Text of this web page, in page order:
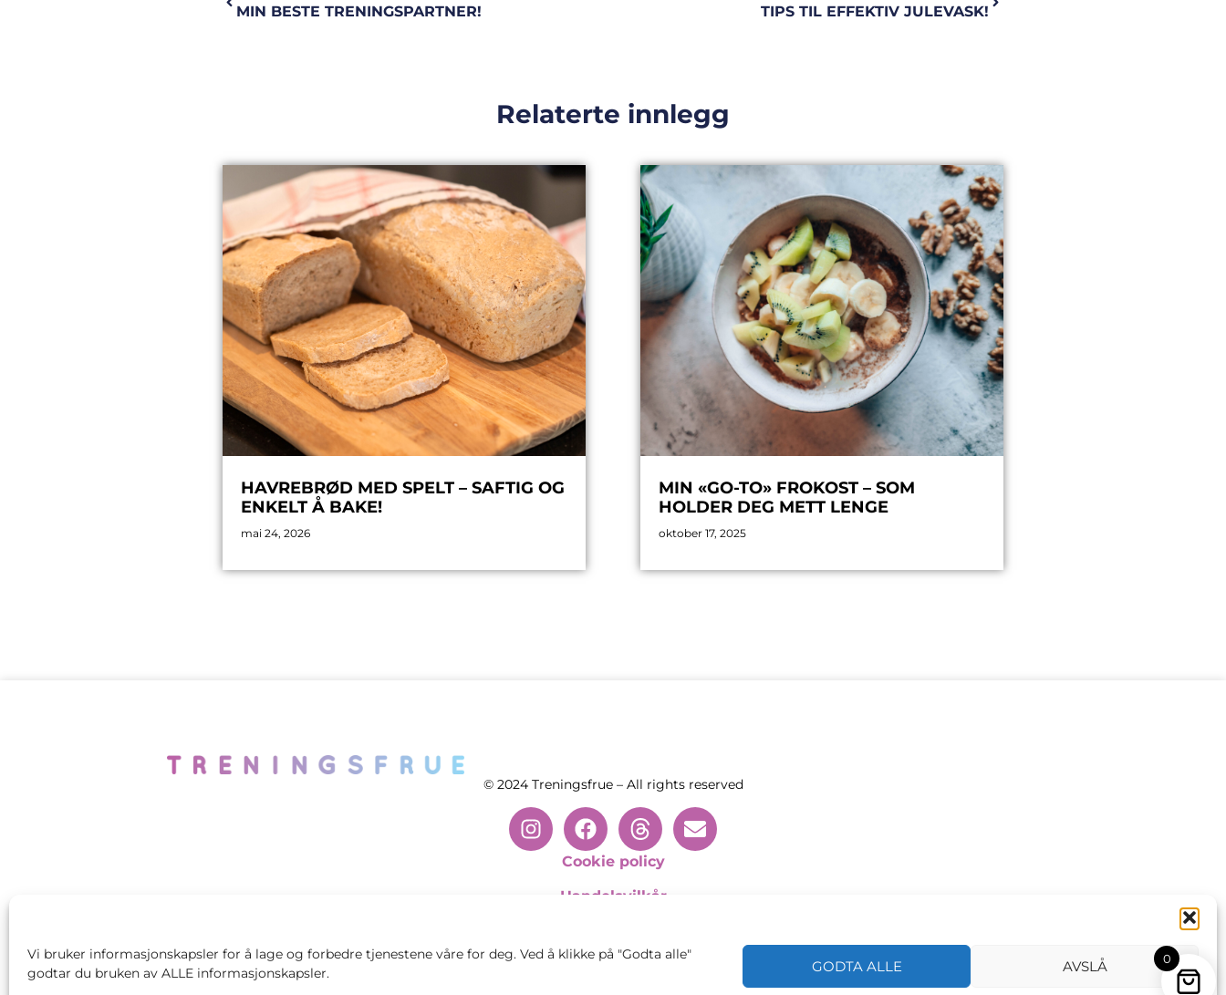
Vi bruker informasjonskapsler for å lage og forbedre tjenestene våre for deg. Ved å klikke på "Godta alle"
godtar du bruken av ALLE informasjonskapsler.
GODTA ALLE AVSLÅ
MIN BESTE TRENINGSPARTNER! TIPS TIL EFFEKTIV JULEVASK!
Relaterte innlegg
HAVREBRØD MED SPELT – SAFTIG OG
ENKELT Å BAKE!
mai 24, 2026
MIN «GO-TO» FROKOST – SOM
HOLDER DEG METT LENGE
oktober 17, 2025
© 2024 Treningsfrue – All rights reserved
Cookie policy
Handelsvilkår
0